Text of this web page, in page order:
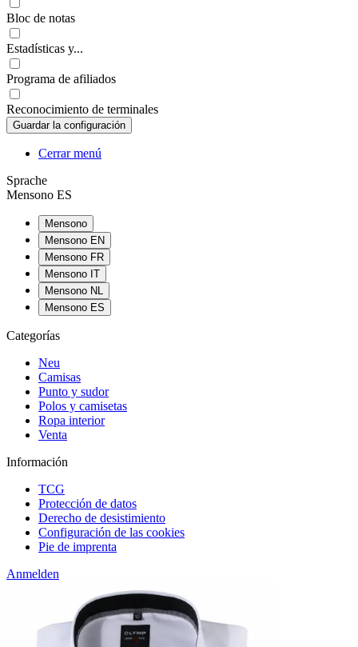
Bloc de notas
Estadísticas y...
Programa de afiliados
Reconocimiento de terminales
Cerrar menú
Sprache
Mensono ES
Mensono
Mensono EN
Mensono FR
Mensono IT
Mensono NL
Mensono ES
Categorías
Neu
Camisas
Punto y sudor
Polos y camisetas
Ropa interior
Venta
Información
TCG
Protección de datos
Derecho de desistimiento
Configuración de las cookies
Pie de imprenta
Anmelden